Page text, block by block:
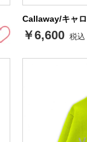
Callaway/キャ
￥6,600 税込